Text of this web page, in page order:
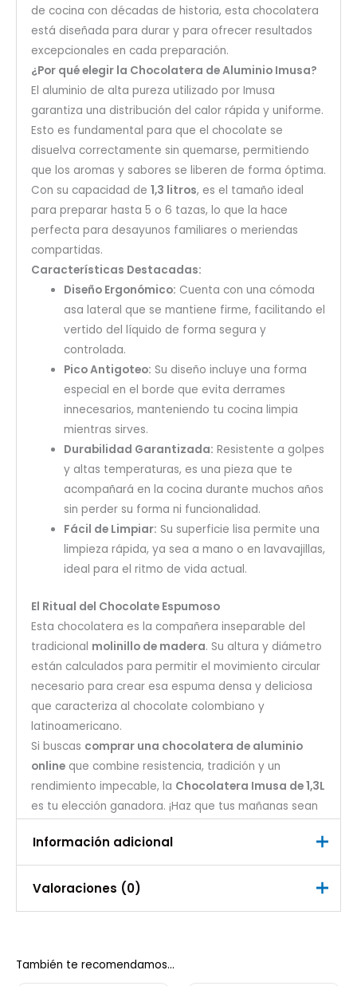
de cocina con décadas de historia, esta chocolatera
está diseñada para durar y para ofrecer resultados
excepcionales en cada preparación.
¿Por qué elegir la Chocolatera de Aluminio Imusa?
El aluminio de alta pureza utilizado por Imusa
garantiza una distribución del calor rápida y uniforme.
Esto es fundamental para que el chocolate se
disuelva correctamente sin quemarse, permitiendo
que los aromas y sabores se liberen de forma óptima.
Con su capacidad de 1,3 litros, es el tamaño ideal
para preparar hasta 5 o 6 tazas, lo que la hace
perfecta para desayunos familiares o meriendas
compartidas.
Características Destacadas:
Diseño Ergonómico: Cuenta con una cómoda
asa lateral que se mantiene firme, facilitando el
vertido del líquido de forma segura y
controlada.
Pico Antigoteo: Su diseño incluye una forma
especial en el borde que evita derrames
innecesarios, manteniendo tu cocina limpia
mientras sirves.
Durabilidad Garantizada: Resistente a golpes
y altas temperaturas, es una pieza que te
acompañará en la cocina durante muchos años
sin perder su forma ni funcionalidad.
Fácil de Limpiar: Su superficie lisa permite una
limpieza rápida, ya sea a mano o en lavavajillas,
ideal para el ritmo de vida actual.
El Ritual del Chocolate Espumoso
Esta chocolatera es la compañera inseparable del
tradicional molinillo de madera. Su altura y diámetro
están calculados para permitir el movimiento circular
necesario para crear esa espuma densa y deliciosa
que caracteriza al chocolate colombiano y
latinoamericano.
Si buscas comprar una chocolatera de aluminio
onlineque combine resistencia, tradición y un
rendimiento impecable, la Chocolatera Imusa de 1,3L
es tu elección ganadora. ¡Haz que tus mañanas sean
en tu propia casa!
Información adicional
Peso
Valoraciones (0)
También te recomendamos…